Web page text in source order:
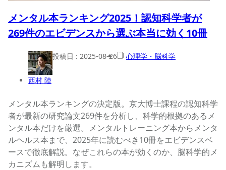
メンタル本ランキング2025！認知科学者が
269件のエビデンスから選ぶ本当に効く10冊
西村 陸
投稿日 : 2025-08-26 心理学・脳科学
メンタル本ランキングの決定版。京大博士課程の認知科学
者が最新の研究論文269件を分析し、科学的根拠のあるメ
ンタル本だけを厳選。メンタルトレーニング本からメンタ
ルヘルス本まで、2025年に読むべき10冊をエビデンスベ
ースで徹底解説。なぜこれらの本が効くのか、脳科学的メ
カニズムも解明します。